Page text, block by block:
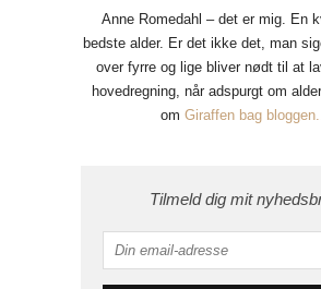
Anne Romedahl – det er mig. En
bedste alder. Er det ikke det, man
over fyrre og lige bliver nødt til at
hovedregning, når adspurgt om
om Giraffen bag
Tilmeld dig mit